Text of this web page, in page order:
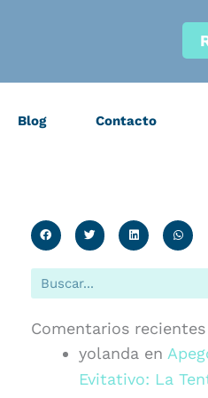
Blog Contacto
Buscar
Comentarios recientes
yolanda en
Evitativo: La